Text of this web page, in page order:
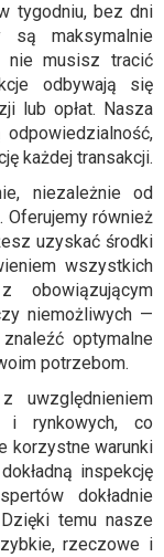
tygodniu, bez dni
maksymalnie
nie musisz tracić
odbywają się
lub opłat. Nasza
każdej transakcji.
niezależnie od
Oferujemy również
uzyskać środki
wszystkich
obowiązującym
niemożliwych —
optymalne
potrzebom.
uwzględnieniem
i rynkowych, co
korzystne warunki
inspekcję
dokładnie
temu nasze
rzeczowe i